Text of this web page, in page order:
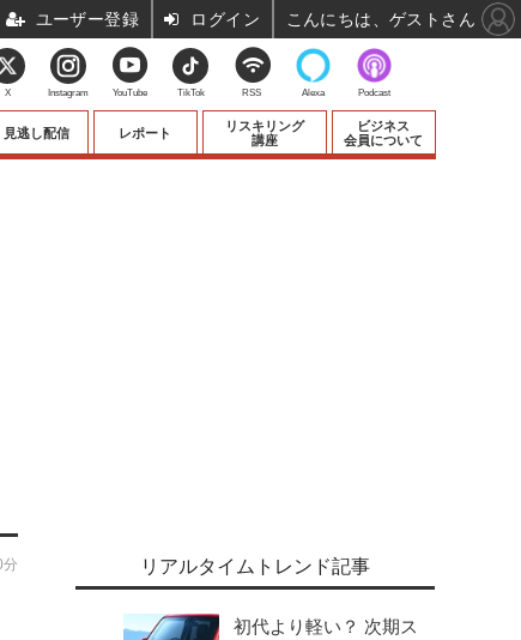
見逃し配信 レポート
リスキリング
講座
ビジネス
会員について
リアルタイムトレンド記事
初代より軽い？ 次期ス
X Instagram YouTube TikTok RSS Alexa Podcast
ユーザー登録 ログイン こんにちは、ゲストさん